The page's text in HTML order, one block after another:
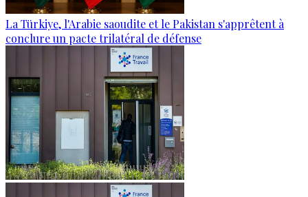
La Türkiye, l'Arabie saoudite et le Pakistan s'apprêtent à
conclure un pacte trilatéral de défense